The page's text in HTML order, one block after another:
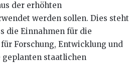
der erhöhten
werden sollen. Dies steht
die Einnahmen für die
Forschung, Entwicklung und
staatlichen